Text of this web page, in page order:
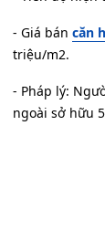
- Giá bán căn
triệu/m2.
- Pháp lý:
ngoài sở hữu